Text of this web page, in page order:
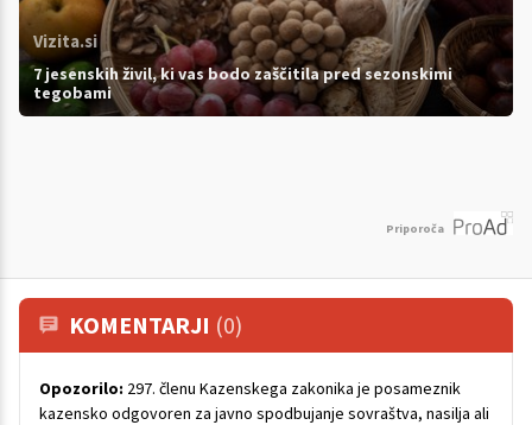
Vizita.si
7 jesenskih živil, ki vas bodo zaščitila pred sezonskimi
tegobami
Priporoča
KOMENTARJI (0)
Opozorilo: 297. členu Kazenskega zakonika je posameznik
kazensko odgovoren za javno spodbujanje sovraštva, nasilja ali